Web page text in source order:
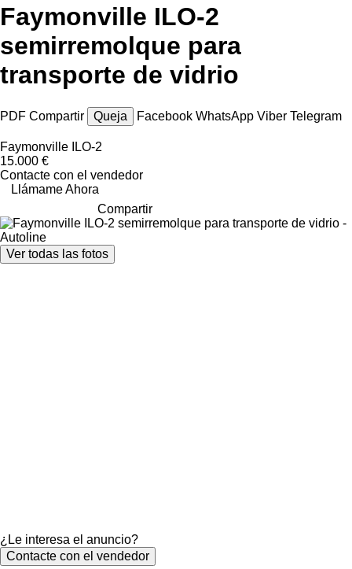
Faymonville ILO-2
semirremolque para
transporte de vidrio
PDF Compartir Queja Facebook WhatsApp Viber Telegram
Faymonville ILO-2
15.000 €
Contacte con el vendedor
Llámame Ahora
Compartir
Ver todas las fotos
¿Le interesa el anuncio?
Contacte con el vendedor